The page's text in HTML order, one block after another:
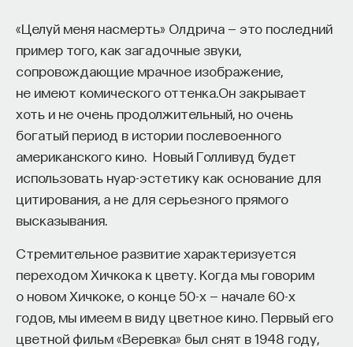
«Целуй меня насмерть» Олдрича — это последний
пример того, как загадочные звуки,
сопровождающие мрачное изображение,
не имеют комического оттенка.Он закрывает
хоть и не очень продолжительный, но очень
богатый период в истории послевоенного
американского кино. Новый Голливуд будет
использовать нуар-эстетику как основание для
цитирования, а не для серьезного прямого
высказывания.
Стремительное развитие характеризуется
переходом Хичкока к цвету. Когда мы говорим
о новом Хичкоке, о конце 50-х — начале 60-х
годов, мы имеем в виду цветное кино. Первый его
цветной фильм «Веревка» был снят в 1948 году,
достигшего высот в новом мире, возвращаться
в мир повседневности. 13. Волшебное бегство:
преследование со стороны враждебных сил. 14.
Спасение извне: помощь из обыденного мира. 15.
Пересечение порога, ведущего в мир
повседневности: применение героем полученных
навыков для возвращения. 16. Властелин двух
миров. 17. Свобода жить: обретение гармонии
позволяет герою свободно пересекать границу
миров, сохраняя целостность личности;
он достигает статуса мастера: сотворив себя,
он сотворил мир заново.
Кэмпбелл, Лукас и «Путешествие
писателя»